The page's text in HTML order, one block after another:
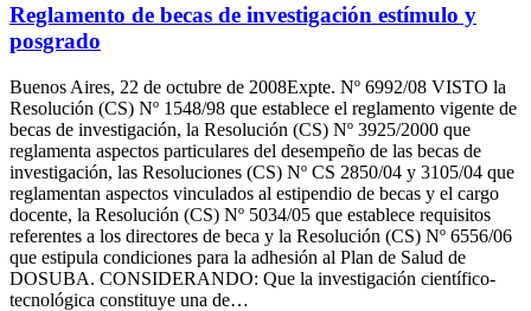
Reglamento de becas de investigación estímulo y
posgrado
Buenos Aires, 22 de octubre de 2008Expte. Nº 6992/08 VISTO la
Resolución (CS) Nº 1548/98 que establece el reglamento vigente de
becas de investigación, la Resolución (CS) Nº 3925/2000 que
reglamenta aspectos particulares del desempeño de las becas de
investigación, las Resoluciones (CS) Nº CS 2850/04 y 3105/04 que
reglamentan aspectos vinculados al estipendio de becas y el cargo
docente, la Resolución (CS) Nº 5034/05 que establece requisitos
referentes a los directores de beca y la Resolución (CS) Nº 6556/06
que estipula condiciones para la adhesión al Plan de Salud de
DOSUBA. CONSIDERANDO: Que la investigación científico-
tecnológica constituye una de…